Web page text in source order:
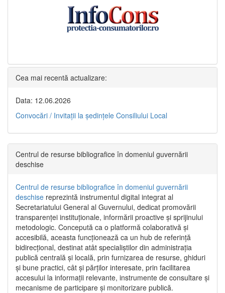
Cea mai recentă actualizare:
Data: 12.06.2026
Convocări / Invitaţii la şedinţele Consiliului Local
Centrul de resurse bibliografice în domeniul guvernării
deschise
Centrul de resurse bibliografice în domeniul guvernării
deschise reprezintă instrumentul digital integrat al
Secretariatului General al Guvernului, dedicat promovării
transparenței instituționale, informării proactive și sprijinului
metodologic. Concepută ca o platformă colaborativă și
accesibilă, aceasta funcționează ca un hub de referință
bidirecțional, destinat atât specialiștilor din administrația
publică centrală și locală, prin furnizarea de resurse, ghiduri
și bune practici, cât și părților interesate, prin facilitarea
accesului la informații relevante, instrumente de consultare și
mecanisme de participare și monitorizare publică.